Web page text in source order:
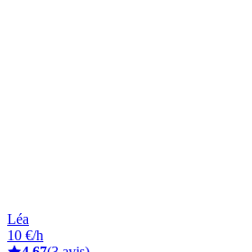
Léa
10 €/h